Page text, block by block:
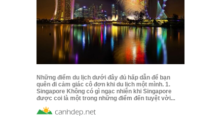
Những điểm du lịch dưới đây đủ hấp dẫn để bạn
quên đi cảm giác cô đơn khi du lịch một mình. 1.
Singapore Không có gì ngạc nhiên khi Singapore
được coi là một trong những điểm đến tuyệt vời...